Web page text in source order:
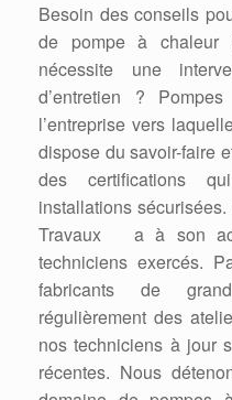
Besoin des conseils
de pompe à chaleur
nécessite une
d’entretien ?
l’entreprise vers
dispose du savoir-faire
des certifications
installations
Travaux a à son
techniciens exercés.
fabricants de
régulièrement des
nos techniciens à jour
récentes. Nous